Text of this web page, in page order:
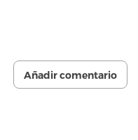
Añadir comentario